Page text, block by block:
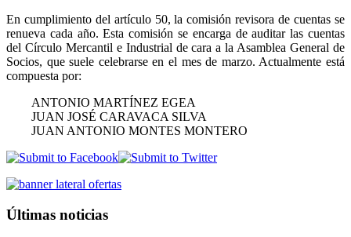
En cumplimiento del artículo 50, la comisión revisora de cuentas se
renueva cada año. Esta comisión se encarga de auditar las cuentas
del Círculo Mercantil e Industrial de cara a la Asamblea General de
Socios, que suele celebrarse en el mes de marzo. Actualmente está
compuesta por:
ANTONIO MARTÍNEZ EGEA
JUAN JOSÉ CARAVACA SILVA
JUAN ANTONIO MONTES MONTERO
Últimas noticias